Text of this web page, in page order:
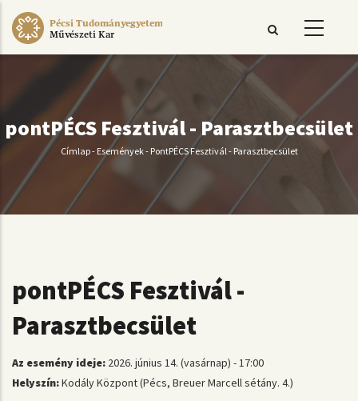
Ugrás
Pécsi Tudományegyetem
Művészeti Kar
pontPÉCS Fesztivál - Parasztbecsület
Morzsa
Címlap- Események- PontPÉCS Fesztivál - Parasztbecsület
pontPÉCS Fesztivál -
Parasztbecsület
Az esemény ideje: 2026. június 14. (vasárnap) - 17:00
Helyszín:Kodály Központ (Pécs, Breuer Marcell sétány. 4.)